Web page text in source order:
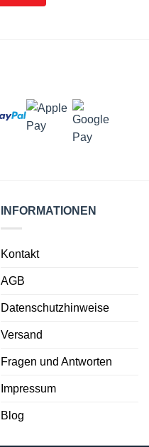
INFORMATIONEN
Kontakt
AGB
Datenschutzhinweise
Versand
Fragen und Antworten
Impressum
Blog